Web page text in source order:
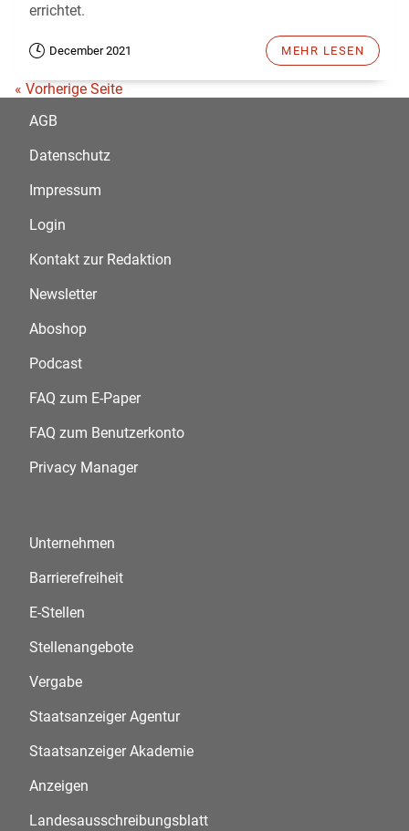
errichtet.
December 2021 MEHR LESEN
« Vorherige Seite
AGB
Datenschutz
Impressum
Login
Kontakt zur Redaktion
Newsletter
Aboshop
Podcast
FAQ zum E-Paper
FAQ zum Benutzerkonto
Privacy Manager
Unternehmen
Barrierefreiheit
E-Stellen
Stellenangebote
Vergabe
Staatsanzeiger Agentur
Staatsanzeiger Akademie
Anzeigen
Landesausschreibungsblatt